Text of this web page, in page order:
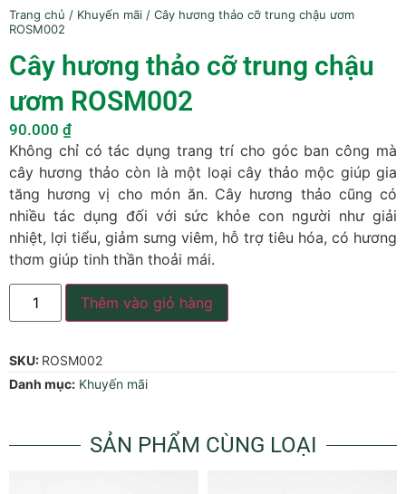
Trang chủ / Khuyến mãi / Cây hương thảo cỡ trung chậu ươm
ROSM002
Cây hương thảo cỡ trung chậu
ươm ROSM002
90.000 ₫
Không chỉ có tác dụng trang trí cho góc ban công mà
cây hương thảo còn là một loại cây thảo mộc giúp gia
tăng hương vị cho món ăn. Cây hương thảo cũng có
nhiều tác dụng đối với sức khỏe con người như giải
nhiệt, lợi tiểu, giảm sưng viêm, hỗ trợ tiêu hóa, có hương
thơm giúp tinh thần thoải mái.
Thêm vào giỏ hàng
SKU: ROSM002
Danh mục: Khuyến mãi
SẢN PHẨM CÙNG LOẠI